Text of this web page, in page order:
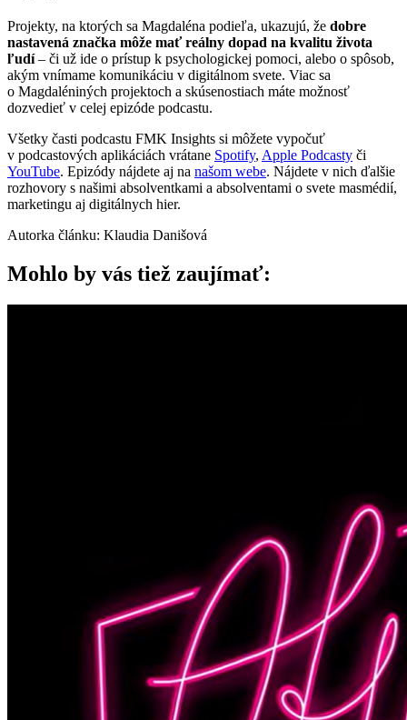
Projekty, na ktorých sa Magdaléna podieľa, ukazujú, že dobre
nastavená značka môže mať reálny dopad na kvalitu života
ľudí– či už ide o prístup k psychologickej pomoci, alebo o spôsob,
akým vnímame komunikáciu v digitálnom svete. Viac sa
o Magdaléniných projektoch a skúsenostiach máte možnosť
dozvedieť v celej epizóde podcastu.
Všetky časti podcastu FMK Insights si môžete vypočuť
v podcastových aplikáciách vrátane Spotify, Apple Podcasty či
YouTube. Epizódy nájdete aj na našom webe. Nájdete v nich ďalšie
rozhovory s našimi absolventkami a absolventami o svete masmédií,
marketingu aj digitálnych hier.
Autorka článku: Klaudia Danišová
Mohlo by vás tiež zaujímať: